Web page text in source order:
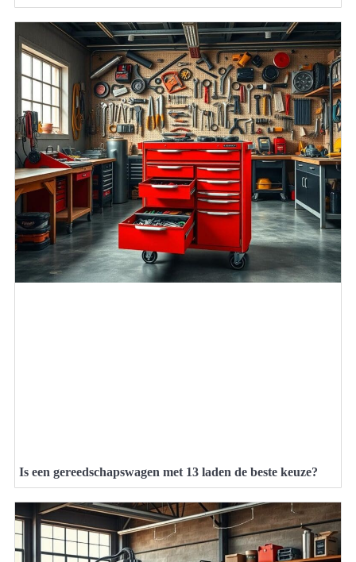
Is een gereedschapswagen met 13 laden de beste keuze?